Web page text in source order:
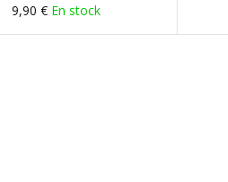
9,90 € En stock